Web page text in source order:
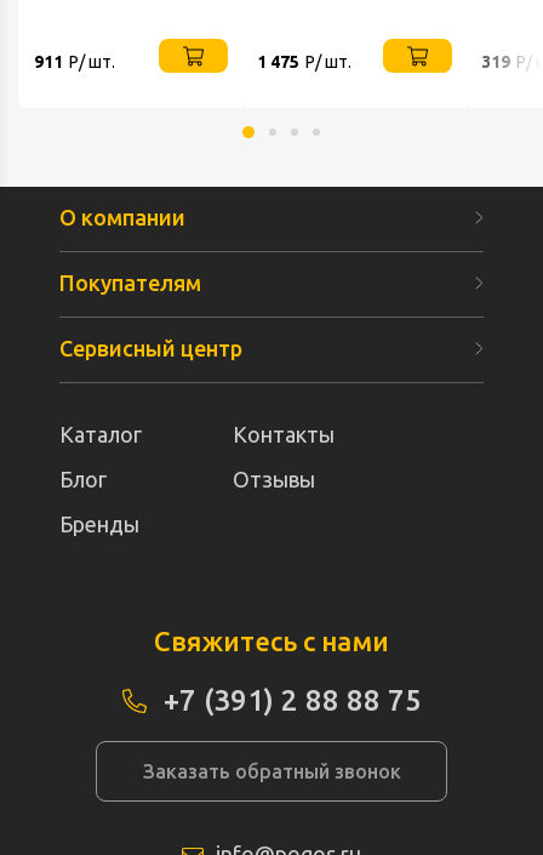
911 Р/ шт. 1 475 Р/ шт. 319 Р/
О компании
Покупателям
Сервисный центр
Каталог
Контакты
Блог
Отзывы
Бренды
Свяжитесь с нами
+7 (391) 2 88 88 75
Заказать обратный звонок